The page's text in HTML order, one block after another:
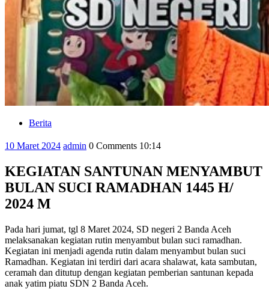
Berita
Category
10 Maret 202410
2024
admin admin
0 Comments 10:14
KEGIATAN SANTUNAN MENYAMBUT
BULAN SUCI RAMADHAN 1445 H/
2024 M
Pada hari jumat, tgl 8 Maret 2024, SD negeri 2 Banda Aceh
melaksanakan kegiatan rutin menyambut bulan suci ramadhan.
Kegiatan ini menjadi agenda rutin dalam menyambut bulan suci
Ramadhan. Kegiatan ini terdiri dari acara shalawat, kata sambutan,
ceramah dan ditutup dengan kegiatan pemberian santunan kepada
anak yatim piatu SDN 2 Banda Aceh.